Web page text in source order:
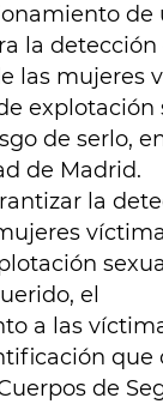
de
la detección
las mujeres
explotación
de serlo,
de Madrid.
la
el
a las
que
de